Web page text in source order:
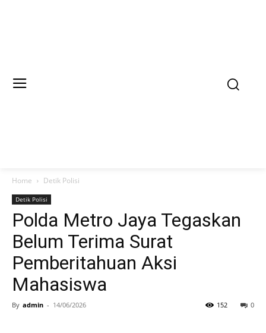
Home Detik Polisi
Detik Polisi
Polda Metro Jaya Tegaskan
Belum Terima Surat
Pemberitahuan Aksi
Mahasiswa
By admin - 14/06/2026 0
152